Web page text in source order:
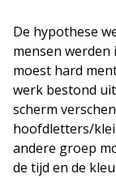
De hypothese
mensen werden
moest hard
werk bestond
scherm
hoofdletters/
andere groep
de tijd en de